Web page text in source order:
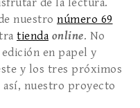
de la lectura.
nuestro número 69
tienda online. No
en papel y
y los tres próximos
así, nuestro proyecto